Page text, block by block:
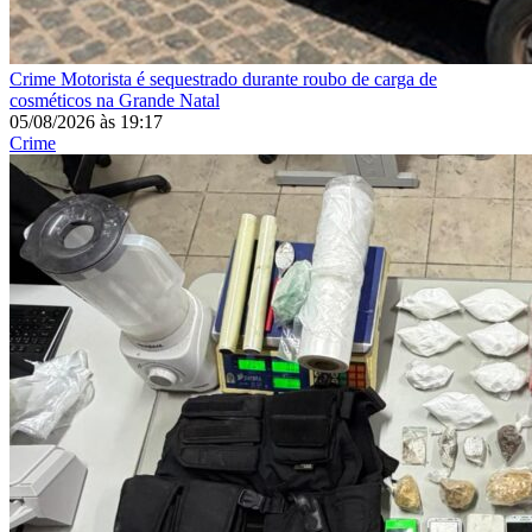
Crime Motorista é sequestrado durante roubo de carga de
cosméticos na Grande Natal
05/08/2026 às 19:17
Crime